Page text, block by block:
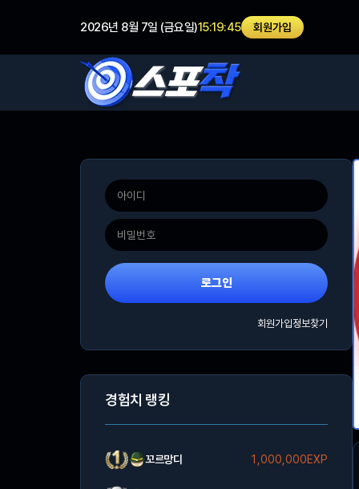
2026년 8월 7일 (금요일)15:19:45 회원가입
로그인
회원가입정보찾기
경험치 랭킹
꼬르망디 1,000,000EXP